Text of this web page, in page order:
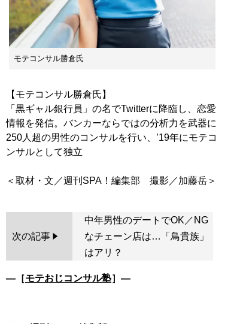
モテコンサル勝倉氏
【モテコンサル勝倉氏】
「黒ギャル銀行員」の名でTwitterに降臨し、恋愛
情報を発信。バンカーならではの分析力を武器に
250人超の男性のコンサルを行い、’19年にモテコ
ンサルとして独立
次の記事
中年男性のデートでOK／NG
なチェーン店は…「鳥貴族」
はアリ？
―［モテおじコンサル塾］―